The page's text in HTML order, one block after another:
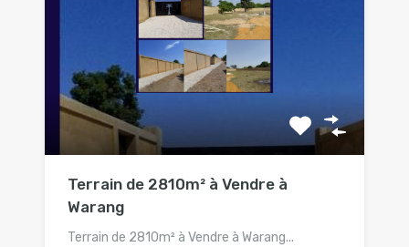
Terrain de 2810m² à Vendre à
Warang
Terrain de 2810m² à Vendre à Warang...